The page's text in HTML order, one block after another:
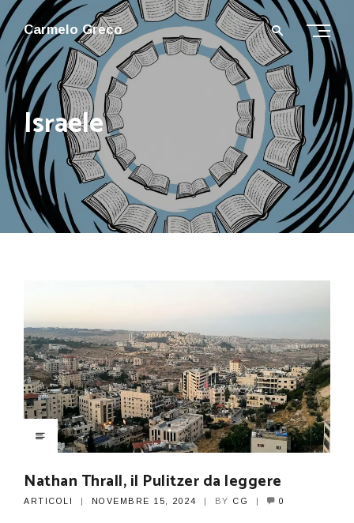
Carmelo Greco
Israele
Nathan Thrall, il Pulitzer da leggere
ARTICOLI NOVEMBRE 15, 2024 BY CG 0